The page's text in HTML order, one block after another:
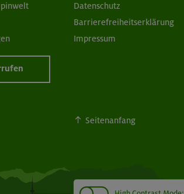
Datenschutz
Barrierefreiheitserklärung
Impressum
Seitenanfang